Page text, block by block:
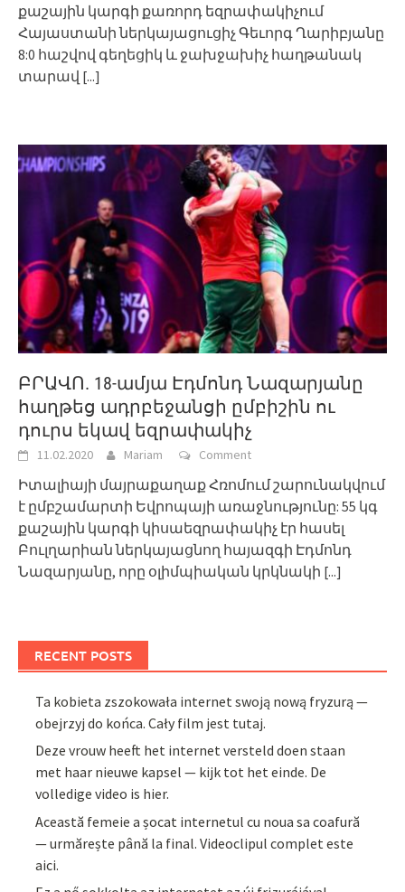
քաշային կարգի քառորդ եզրափակիչում
Հայաստանի ներկայացուցիչ Գեւորգ Ղարիբյանը
8:0 հաշվով գեղեցիկ և ջախջախիչ հաղթանակ
տարավ [...]
ԲՐԱՎՈ. 18-ամյա Էդմոնդ Նազարյանը
հաղթեց ադրբեջանցի ըմբիշին ու
դուրս եկավ եզրափակիչ
11.02.2020 Mariam Comment
Իտալիայի մայրաքաղաք Հռոմում շարունակվում
է ըմբշամարտի Եվրոպայի առաջնությունը: 55 կգ
քաշային կարգի կիսաեզրափակիչ էր հասել
Բուլղարիան ներկայացնող հայազգի Էդմոնդ
Նազարյանը, որը օլիմպիական կրկնակի [...]
RECENT POSTS
Ta kobieta zszokowała internet swoją nową fryzurą —
obejrzyj do końca. Cały film jest tutaj.
Deze vrouw heeft het internet versteld doen staan
met haar nieuwe kapsel — kijk tot het einde. De
volledige video is hier.
Această femeie a șocat internetul cu noua sa coafură
— urmărește până la final. Videoclipul complet este
aici.